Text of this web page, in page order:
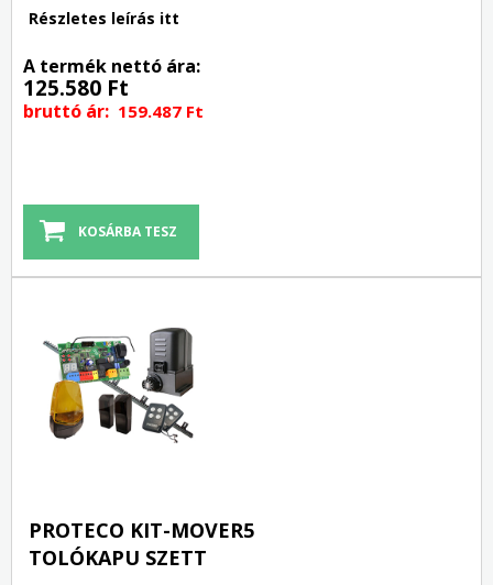
Részletes leírás itt
A termék nettó ára:
125.580 Ft
bruttó ár: 159.487 Ft
PROTECO KIT-MOVER5
TOLÓKAPU SZETT